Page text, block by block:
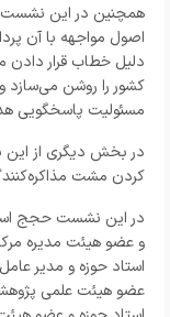
همچنین در این نشست
اصول مواجهه با آن
دلیل خطاب قرار دادن
کشور را روشن می‌سازد
مسئولیت پاسخگویی
در بخش دیگری از این
کردن مشت
در این نشست حجج
و عضو هیئت مدیره
استاد حوزه و مدیر
عضو هیئت علمی